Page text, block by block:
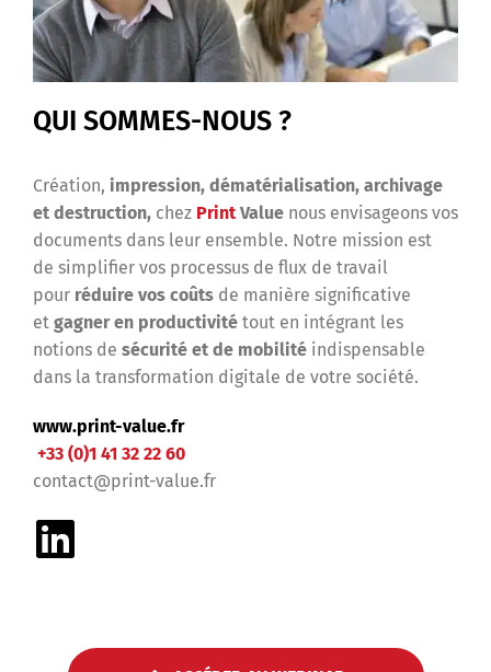
QUI SOMMES-NOUS ?
Création, impression, dématérialisation, archivage
et destruction, chez Print Value nous envisageons vos
documents dans leur ensemble. Notre mission est
de simplifier vos processus de flux de travail
pour réduire vos coûts de manière significative
et gagner en productivité tout en intégrant les
notions de sécurité et de mobilité indispensable
dans la transformation digitale de votre société.
www.print-value.fr
+33 (0)1 41 32 22 60
contact@print-value.fr